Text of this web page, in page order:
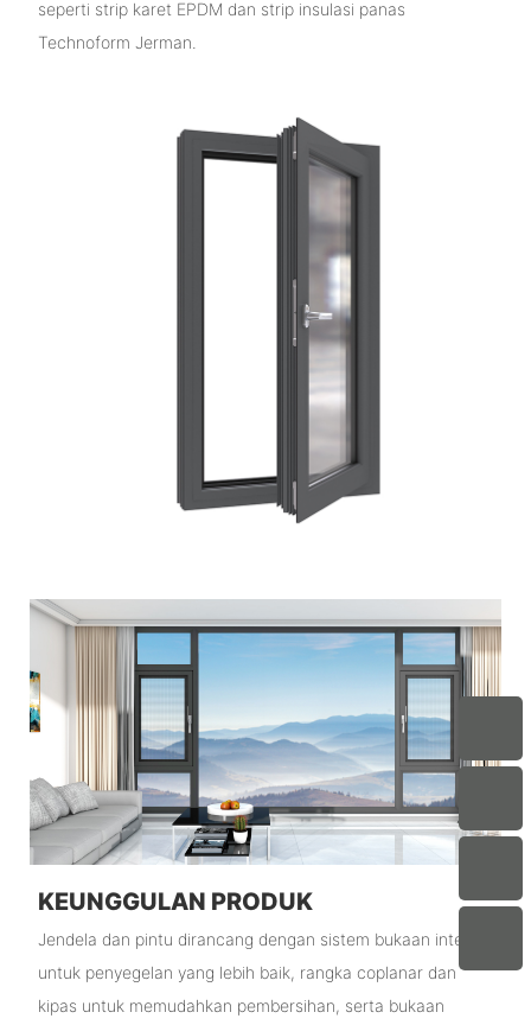
seperti strip karet EPDM dan strip insulasi panas
Technoform Jerman.
KEUNGGULAN PRODUK
Jendela dan pintu dirancang dengan sistem bukaan internal
untuk penyegelan yang lebih baik, rangka coplanar dan
kipas untuk memudahkan pembersihan, serta bukaan